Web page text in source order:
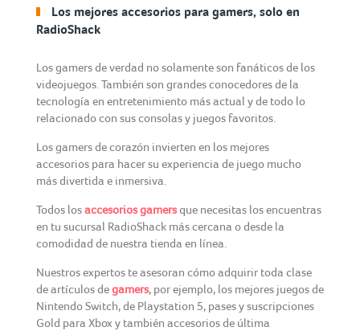
Los mejores accesorios para gamers, solo en
RadioShack
Los gamers de verdad no solamente son fanáticos de los
videojuegos. También son grandes conocedores de la
tecnología en entretenimiento más actual y de todo lo
relacionado con sus consolas y juegos favoritos.
Los gamers de corazón invierten en los mejores
accesorios para hacer su experiencia de juego mucho
más divertida e inmersiva.
Todos losaccesorios gamersque necesitas los encuentras
en tu sucursal RadioShack más cercana o desde la
comodidad de nuestra tienda en línea.
Nuestros expertos te asesoran cómo adquirir toda clase
de artículos degamers, por ejemplo, los mejores juegos de
Nintendo Switch, de Playstation 5, pases y suscripciones
Gold para Xbox y también accesorios de última